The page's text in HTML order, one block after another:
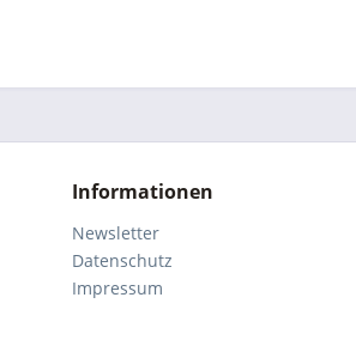
Informationen
Newsletter
Datenschutz
Impressum